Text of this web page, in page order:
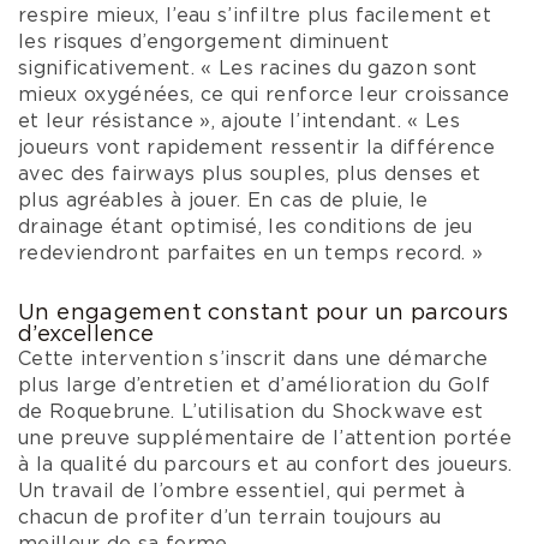
respire mieux, l’eau s’infiltre plus facilement et
les risques d’engorgement diminuent
significativement. « Les racines du gazon sont
mieux oxygénées, ce qui renforce leur croissance
et leur résistance », ajoute l’intendant. « Les
joueurs vont rapidement ressentir la différence
avec des fairways plus souples, plus denses et
plus agréables à jouer. En cas de pluie, le
drainage étant optimisé, les conditions de jeu
redeviendront parfaites en un temps record. »
Un engagement constant pour un parcours
d’excellence
Cette intervention s’inscrit dans une démarche
plus large d’entretien et d’amélioration du Golf
de Roquebrune. L’utilisation du Shockwave est
une preuve supplémentaire de l’attention portée
à la qualité du parcours et au confort des joueurs.
Un travail de l’ombre essentiel, qui permet à
chacun de profiter d’un terrain toujours au